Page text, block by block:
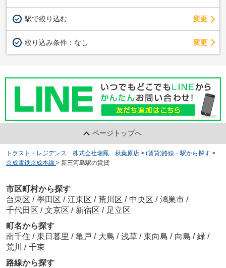
駅で絞り込む 変更
絞り込み条件： なし 変更
ページトップへ
トラスト・レジデンス 株式会社瑞鳳 秋葉原店 > (賃貸)路線・駅から探す >
京成電鉄京成本線 > 新三河島駅の賃貸
市区町村から探す
台東区 / 墨田区 / 江東区 / 荒川区 / 中央区 / 鴻巣市 /
千代田区 / 文京区 / 新宿区 / 足立区
町名から探す
南千住 / 東日暮里 / 亀戸 / 大島 / 浅草 / 東向島 / 向島 / 緑 /
荒川 / 千束
路線から探す